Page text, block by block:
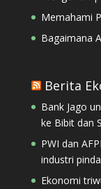
Memahami
Bagaimana
Berita
Bank Jago
ke Bibit dan
PWI dan
industri
Ekonomi